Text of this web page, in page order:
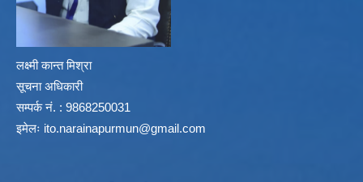
लक्ष्मी कान्त मिश्रा
सूचना अधिकारी
सम्पर्क नं. : 9868250031
इमेलः ito.narainapurmun@gmail.com